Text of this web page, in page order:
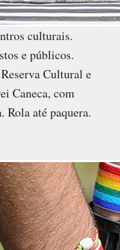
culturais.
e públicos.
Cultural e
Caneca, com
Rola até paquera.